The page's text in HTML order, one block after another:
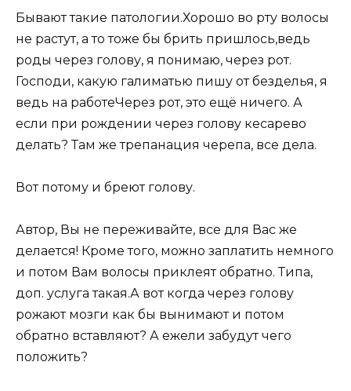
Бывают такие патологии.Хорошо во рту волосы
не растут, а то тоже бы брить пришлось,ведь
роды через голову, я понимаю, через рот.
Господи, какую галиматью пишу от безделья, я
ведь на работеЧерез рот, это ещё ничего. А
если при рождении через голову кесарево
делать? Там же трепанация черепа, все дела.
Вот потому и бреют голову.
Автор, Вы не переживайте, все для Вас же
делается! Кроме того, можно заплатить немного
и потом Вам волосы приклеят обратно. Типа,
доп. услуга такая.А вот когда через голову
рожают мозги как бы вынимают и потом
обратно вставляют? А ежели забудут чего
положить?